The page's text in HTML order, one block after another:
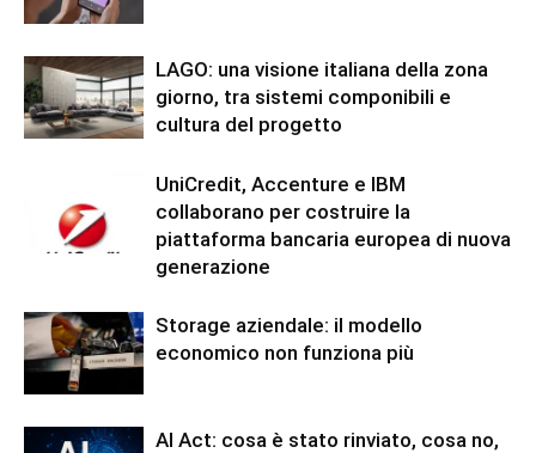
LAGO: una visione italiana della zona
giorno, tra sistemi componibili e
cultura del progetto
UniCredit, Accenture e IBM
collaborano per costruire la
piattaforma bancaria europea di nuova
generazione
Storage aziendale: il modello
economico non funziona più
AI Act: cosa è stato rinviato, cosa no,